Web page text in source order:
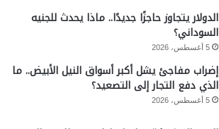
الدولار يتجاوز حاجزًا جديدًا.. ماذا يحدث للجنيه
السوداني؟
5 أغسطس، 2026
إضراب مفاجئ يشل أكبر أسواق النيل الأبيض.. ما
الذي دفع التجار إلى التصعيد؟
5 أغسطس، 2026